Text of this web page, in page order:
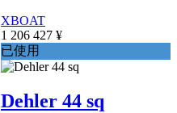
XBOAT
1 206 427 ¥
已使用
Dehler 44 sq